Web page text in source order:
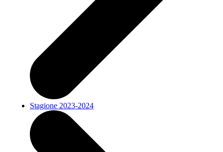
Stagione 2023-2024